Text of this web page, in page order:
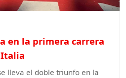
en la primera carrera
Italia
lleva el doble triunfo en la